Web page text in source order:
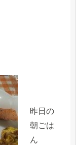
昨日の
朝ごは
ん